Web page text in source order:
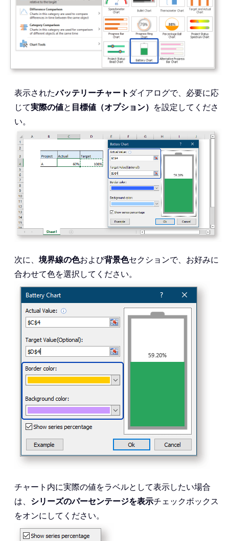
表示されたバッテリーチャート ダイアログで、必要に応
じて実際の値と 目標値（オプション） を設定してくださ
い。
次に、 境界線の色および背景色セクションで、お好みに
合わせて色を選択してください。
チャート内に実際の値をラベルとして表示したい場合
は、 シリーズのパーセンテージを表示チェックボックス
をオンにしてください。